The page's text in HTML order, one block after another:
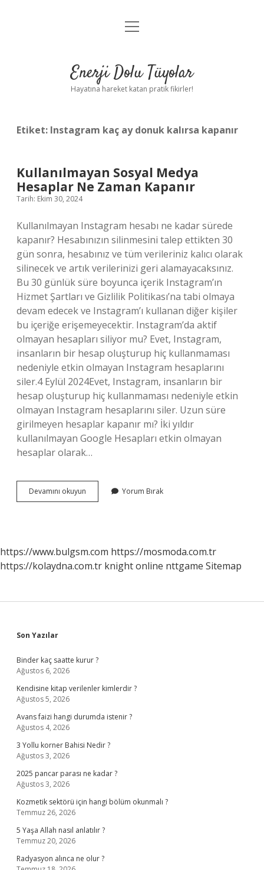
Anasayfa
Yasal Uyarı
menüyü
Enerji Dolu Tüyolar
Hayatına hareket katan pratik fikirler!
Etiket: Instagram kaç ay donuk kalırsa kapanır
Kullanılmayan Sosyal Medya
Hesaplar Ne Zaman Kapanır
Tarih: Ekim 30, 2024
Kullanılmayan Instagram hesabı ne kadar sürede
kapanır? Hesabınızın silinmesini talep ettikten 30
gün sonra, hesabınız ve tüm verileriniz kalıcı olarak
silinecek ve artık verilerinizi geri alamayacaksınız.
Bu 30 günlük süre boyunca içerik Instagram’ın
Hizmet Şartları ve Gizlilik Politikası’na tabi olmaya
devam edecek ve Instagram’ı kullanan diğer kişiler
bu içeriğe erişemeyecektir. Instagram’da aktif
olmayan hesapları siliyor mu? Evet, Instagram,
insanların bir hesap oluşturup hiç kullanmaması
nedeniyle etkin olmayan Instagram hesaplarını
siler.4 Eylül 2024Evet, Instagram, insanların bir
hesap oluşturup hiç kullanmaması nedeniyle etkin
olmayan Instagram hesaplarını siler. Uzun süre
girilmeyen hesaplar kapanır mı? İki yıldır
kullanılmayan Google Hesapları etkin olmayan
hesaplar olarak…
Devamını okuyun Kullanılmayan
Sosyal
Kapanır
Yorum Bırak
https://www.bulgsm.com https://mosmoda.com.tr
https://kolaydna.com.tr knight online nttgame Sitemap
Sidebar
Son Yazılar
Binder kaç saatte kurur ?
Ağustos 6, 2026
Kendisine kitap verilenler kimlerdir ?
Ağustos 5, 2026
Avans faizi hangi durumda istenir ?
Ağustos 4, 2026
3 Yollu korner Bahisi Nedir ?
Ağustos 3, 2026
2025 pancar parası ne kadar ?
Ağustos 3, 2026
Kozmetik sektörü için hangi bölüm okunmalı ?
Temmuz 26, 2026
5 Yaşa Allah nasıl anlatılır ?
Temmuz 20, 2026
Radyasyon alınca ne olur ?